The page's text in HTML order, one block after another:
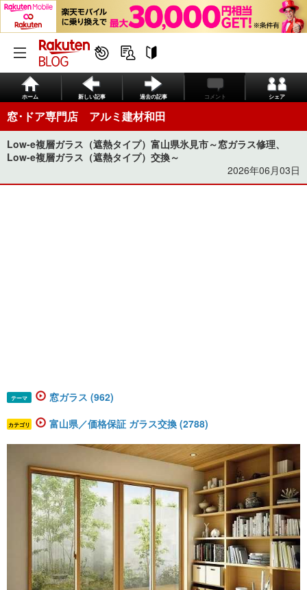
ホーム 新しい記事 過去の記事 コメント シェア
窓･ドア専門店 アルミ建材和田
Low-e複層ガラス（遮熱タイプ）富山県氷見市～窓ガラス修理、
Low-e複層ガラス（遮熱タイプ）交換～
2026年06月03日
テーマ 窓ガラス (962)
カテゴリ 富山県／価格保証 ガラス交換 (2788)